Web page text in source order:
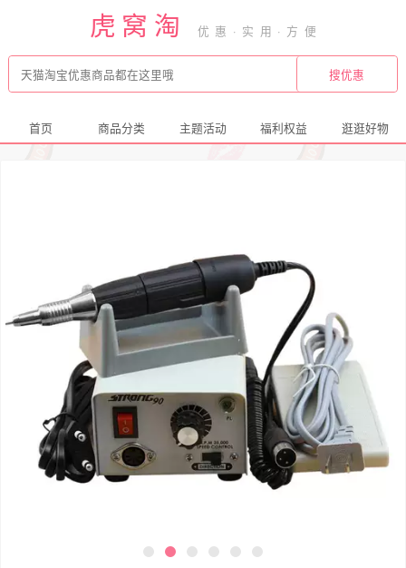
虎窝淘
首页 商品分类 主题活动 福利权益 逛逛好物